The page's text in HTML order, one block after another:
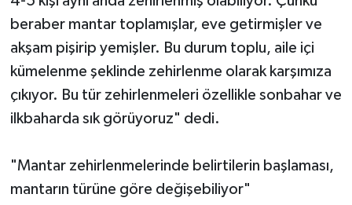
beraber mantar toplamışlar, eve getirmişler ve
akşam pişirip yemişler. Bu durum toplu, aile içi
kümelenme şeklinde zehirlenme olarak karşımıza
çıkıyor. Bu tür zehirlenmeleri özellikle sonbahar ve
ilkbaharda sık görüyoruz" dedi.
"Mantar zehirlenmelerinde belirtilerin başlaması,
mantarın türüne göre değişebiliyor"